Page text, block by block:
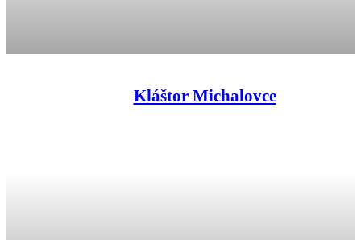
Kláštor Michalovce